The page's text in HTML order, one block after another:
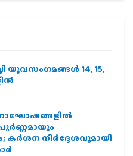
യുവസംഗമങ്ങള്‍ 14, 15,
പൂർണ്ണമായും
നിർദ്ദേശവുമായി